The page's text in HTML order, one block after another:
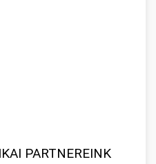
PARTNEREINK